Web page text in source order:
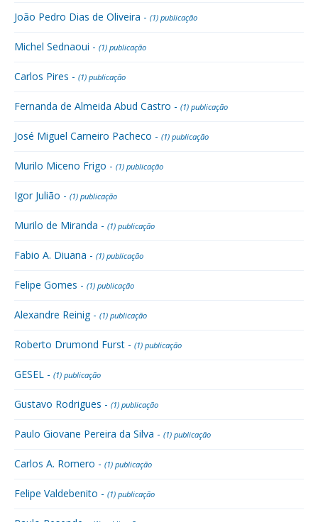
João Pedro Dias de Oliveira - (1) publicação
Michel Sednaoui - (1) publicação
Carlos Pires - (1) publicação
Fernanda de Almeida Abud Castro - (1) publicação
José Miguel Carneiro Pacheco - (1) publicação
Murilo Miceno Frigo - (1) publicação
Igor Julião - (1) publicação
Murilo de Miranda - (1) publicação
Fabio A. Diuana - (1) publicação
Felipe Gomes - (1) publicação
Alexandre Reinig - (1) publicação
Roberto Drumond Furst - (1) publicação
GESEL - (1) publicação
Gustavo Rodrigues - (1) publicação
Paulo Giovane Pereira da Silva - (1) publicação
Carlos A. Romero - (1) publicação
Felipe Valdebenito - (1) publicação